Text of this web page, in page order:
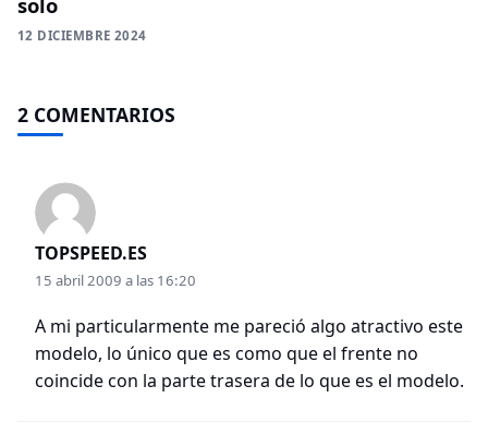
12 DICIEMBRE 2024
2 COMENTARIOS
TOPSPEED.ES
15 abril 2009 a las 16:20
A mi particularmente me pareció algo atractivo este
modelo, lo único que es como que el frente no
coincide con la parte trasera de lo que es el modelo.